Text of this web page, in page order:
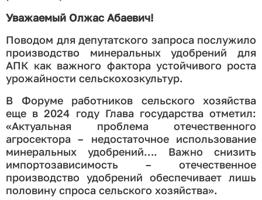
Уважаемый Олжас Абаевич!
Поводом для депутатского запроса послужило
производство минеральных удобрений для
АПК как важного фактора устойчивого роста
урожайности сельскохозкультур.
В Форуме работников сельского хозяйства
еще в 2024 году Глава государства отметил:
«Актуальная проблема отечественного
агросектора – недостаточное использование
минеральных удобрений…. Важно снизить
импортозависимость – отечественное
производство удобрений обеспечивает лишь
половину спроса сельского хозяйства».